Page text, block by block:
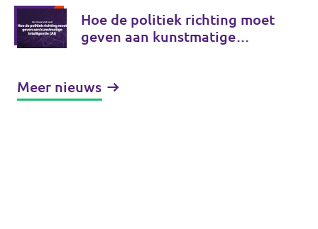
Hoe de politiek richting moet
geven aan kunstmatige
Meer nieuws